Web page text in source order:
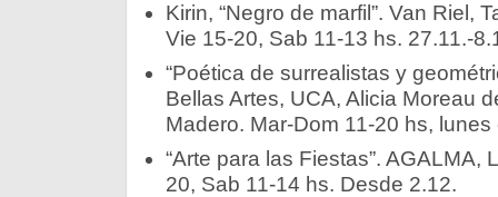
Kirin, “Negro de marfil”. Van Riel,
Vie 15-20, Sab 11-13 hs. 27.11.-
“Poética de surrealistas y
Bellas Artes, UCA, Alicia Moreau
Madero. Mar-Dom 11-20 hs,
“Arte para las Fiestas”. AGALMA,
20, Sab 11-14 hs. Desde 2.12.